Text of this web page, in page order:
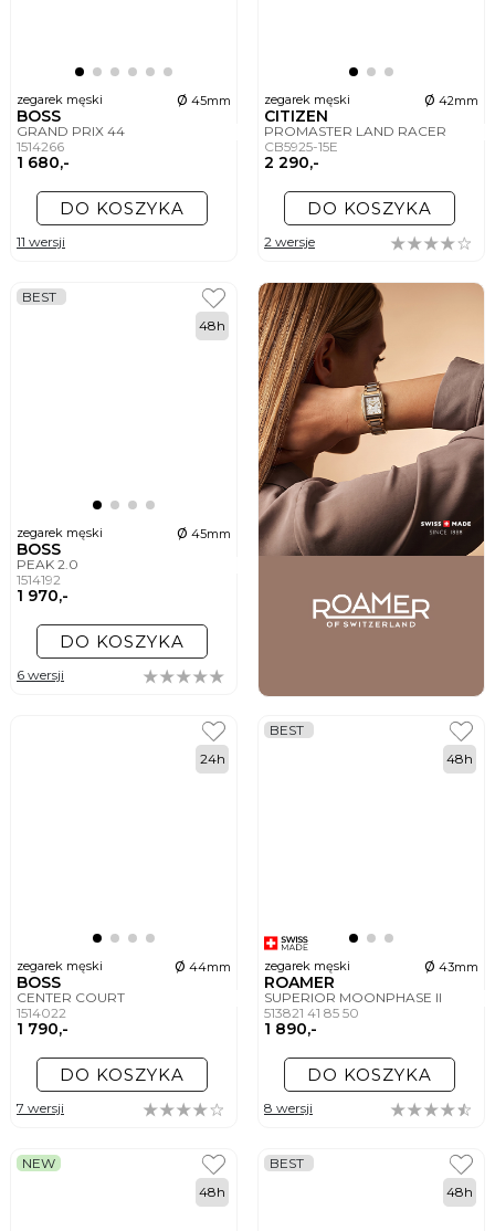
zegarek męski ø 45mm
BOSS
GRAND PRIX 44
1514266
1 680,-
DO KOSZYKA
11 wersji
zegarek męski ø 42mm
CITIZEN
PROMASTER LAND RACER
CB5925-15E
2 290,-
DO KOSZYKA
2 wersje
zegarek męski ø 45mm
BOSS
PEAK 2.0
1514192
1 970,-
BEST
48h
DO KOSZYKA
6 wersji
zegarek męski ø 44mm
BOSS
CENTER COURT
1514022
1 790,-
24h
DO KOSZYKA
7 wersji
zegarek męski ø 43mm
ROAMER
SUPERIOR MOONPHASE II
513821 41 85 50
1 890,-
BEST
48h
DO KOSZYKA
8 wersji
NEW
48h
BEST
48h